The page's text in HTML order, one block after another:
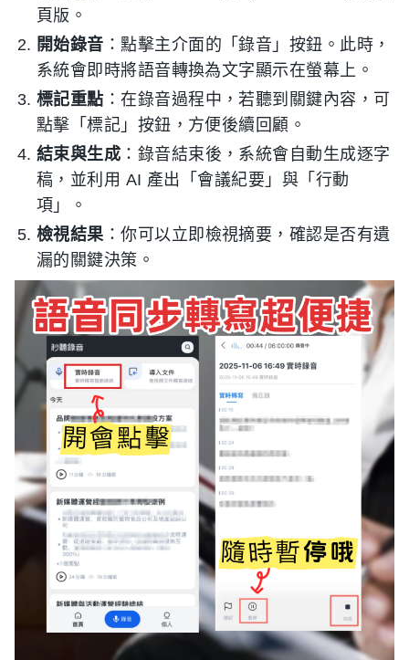
頁版。
開始錄音 ：點擊主介面的「錄音」按鈕。此時，
系統會即時將語音轉換為文字顯示在螢幕上。
標記重點 ：在錄音過程中，若聽到關鍵內容，可
點擊「標記」按鈕，方便後續回顧。
結束與生成 ：錄音結束後，系統會自動生成逐字
稿，並利用 AI 產出「會議紀要」與「行動
項」。
檢視結果：你可以立即檢視摘要，確認是否有遺
漏的關鍵決策。